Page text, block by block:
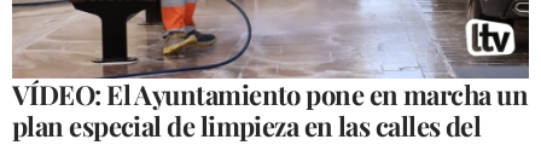
VÍDEO: El Ayuntamiento pone en marcha un
plan especial de limpieza en las calles del